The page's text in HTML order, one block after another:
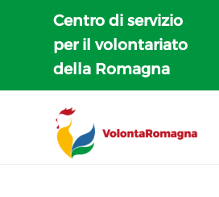
Centro di servizio
per il volontariato
della Romagna